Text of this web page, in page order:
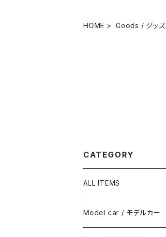
HOME Goods / グッズ
CATEGORY
ALL ITEMS
Model car / モデルカー